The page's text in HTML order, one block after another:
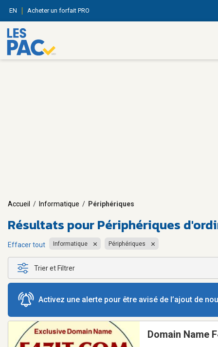
EN Acheter un forfait PRO
Accueil / Informatique / Périphériques
Résultats pourPériphériques
Effacer tout Informatique Périphériques
Trier et Filtrer
Activez une alerte pour être avisé de l’ajout de
Domain Name